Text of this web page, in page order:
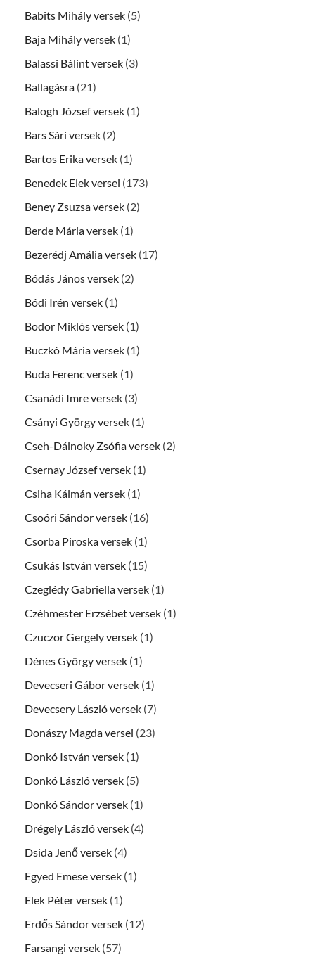
Babits Mihály versek (5)
Baja Mihály versek (1)
Balassi Bálint versek (3)
Ballagásra (21)
Balogh József versek (1)
Bars Sári versek (2)
Bartos Erika versek (1)
Benedek Elek versei (173)
Beney Zsuzsa versek (2)
Berde Mária versek (1)
Bezerédj Amália versek (17)
Bódás János versek (2)
Bódi Irén versek (1)
Bodor Miklós versek (1)
Buczkó Mária versek (1)
Buda Ferenc versek (1)
Csanádi Imre versek (3)
Csányi György versek (1)
Cseh-Dálnoky Zsófia versek (2)
Csernay József versek (1)
Csiha Kálmán versek (1)
Csoóri Sándor versek (16)
Csorba Piroska versek (1)
Csukás István versek (15)
Czeglédy Gabriella versek (1)
Czéhmester Erzsébet versek (1)
Czuczor Gergely versek (1)
Dénes György versek (1)
Devecseri Gábor versek (1)
Devecsery László versek (7)
Donászy Magda versei (23)
Donkó István versek (1)
Donkó László versek (5)
Donkó Sándor versek (1)
Drégely László versek (4)
Dsida Jenő versek (4)
Egyed Emese versek (1)
Elek Péter versek (1)
Erdős Sándor versek (12)
Farsangi versek (57)